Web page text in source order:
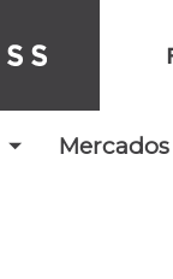
Mercados